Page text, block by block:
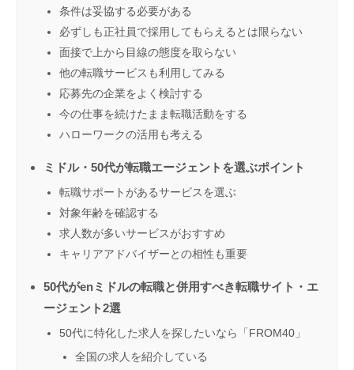
条件は妥協する必要がある
必ずしも正社員で採用してもらえるとは限らない
面接で上から目線の態度を取らない
他の転職サービスも利用してみる
応募先の企業をよく検討する
今の仕事を続けたまま転職活動をする
ハローワークの活用も考える
ミドル・50代が転職エージェントを選ぶポイント
転職サポートがあるサービスを選ぶ
対象年齢を確認する
求人数が多いサービスがおすすめ
キャリアアドバイザーとの相性も重要
50代がenミドルの転職と併用すべき転職サイト・エ
ージェント2選
50代に特化した求人を探したいなら「FROM40」
全国の求人を紹介している